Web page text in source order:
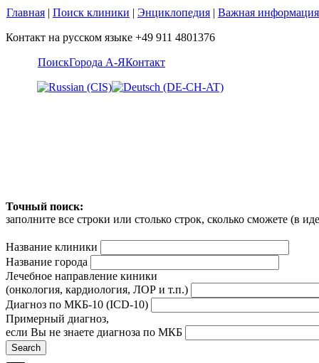
Главная | Поиск клиники | Энциклопедия | Важная информация
Контакт на русском языке +49 911 4801376
ПоискГорода А-ЯКонтакт
Точный поиск:
заполните все строки или столько строк, сколько сможете (в
Название клиники
Название города
Лечебное направление киники
(онкология, кардиология, ЛОР и т.п.)
Диагноз по МКБ-10 (ICD-10)
Примерный диагноз,
если Вы не знаете диагноза по МКБ